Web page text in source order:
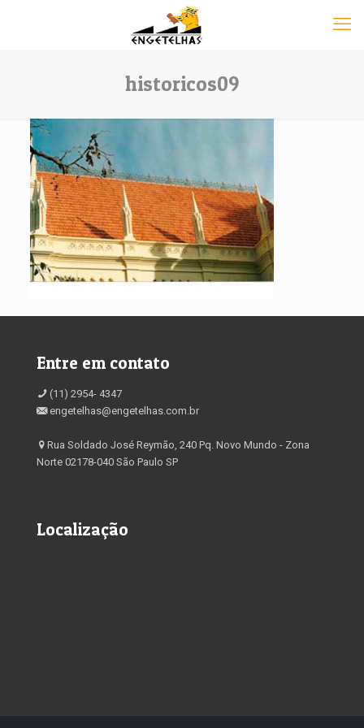
historicos09
Entre em contato
(11) 2954- 4347
engetelhas@engetelhas.com.br
Rua Soldado José Reymão, 240 Pq. Novo Mundo - Zona
Norte 02178-040 São Paulo SP
Localização